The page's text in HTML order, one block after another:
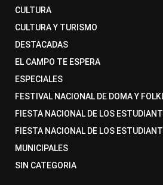
CULTURA
CULTURA Y TURISMO
DESTACADAS
EL CAMPO TE ESPERA
ESPECIALES
FESTIVAL NACIONAL DE DOMA Y
FIESTA NACIONAL DE LOS
FIESTA NACIONAL DE LOS
MUNICIPALES
SIN CATEGORIA